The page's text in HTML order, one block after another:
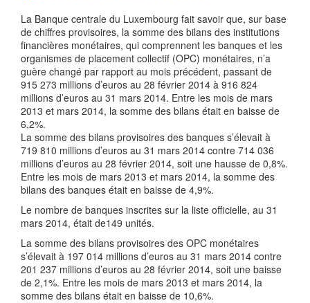
La Banque centrale du Luxembourg fait savoir que, sur base
de chiffres provisoires, la somme des bilans des institutions
financières monétaires, qui comprennent les banques et les
organismes de placement collectif (OPC) monétaires, n’a
guère changé par rapport au mois précédent, passant de
915 273 millions d’euros au 28 février 2014 à 916 824
millions d’euros au 31 mars 2014. Entre les mois de mars
2013 et mars 2014, la somme des bilans était en baisse de
6,2%.
La somme des bilans provisoires des banques s’élevait à
719 810 millions d’euros au 31 mars 2014 contre 714 036
millions d’euros au 28 février 2014, soit une hausse de 0,8%.
Entre les mois de mars 2013 et mars 2014, la somme des
bilans des banques était en baisse de 4,9%.
Le nombre de banques inscrites sur la liste officielle, au 31
mars 2014, était de149 unités.
La somme des bilans provisoires des OPC monétaires
s’élevait à 197 014 millions d’euros au 31 mars 2014 contre
201 237 millions d’euros au 28 février 2014, soit une baisse
de 2,1%. Entre les mois de mars 2013 et mars 2014, la
somme des bilans était en baisse de 10,6%.